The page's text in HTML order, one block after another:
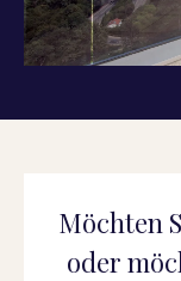
Möchten
oder